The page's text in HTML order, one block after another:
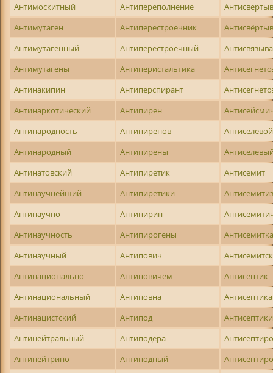
Антимоскитный
Антипереполнение
Антимутаген
Антиперестроечник
Антимутагенный
Антиперестроечный
Антимутагены
Антиперистальтика
Антинакипин
Антиперспирант
Антинаркотический
Антипирен
Антинародность
Антипиренов
Антиселевой
Антинародный
Антипирены
Антинатовский
Антипиретик
Антисемит
Антинаучнейший
Антипиретики
Антинаучно
Антипирин
Антинаучность
Антипирогены
Антинаучный
Антипович
Антинационально
Антиповичем
Антисептик
Антинациональный
Антиповна
Антисептика
Антинацистский
Антипод
Антисептики
Антинейтральный
Антиподера
Антинейтрино
Антиподный